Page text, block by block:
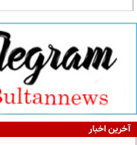
آخرین اخبار